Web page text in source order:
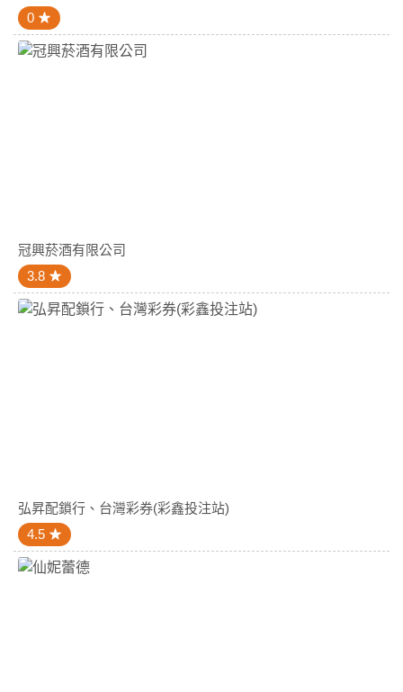
0
冠興菸酒有限公司
3.8
弘昇配鎖行、台灣彩券(彩鑫投注站)
4.5